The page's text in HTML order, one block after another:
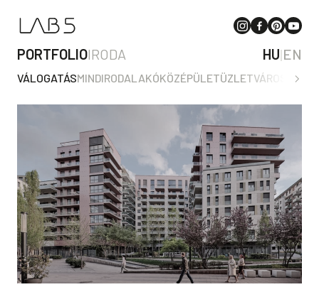
PORTFOLIOIRODA HU|EN
VÁLOGATÁSMINDIRODALAKÓKÖZÉPÜLETÜZLET